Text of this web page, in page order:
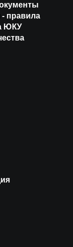
- правила
ЮКУ